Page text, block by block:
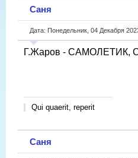
Саня
Дата: Понедельник, 04 Декабря
Г.Жаров - САМОЛЕТИК,
Qui quaerit, reperit
Саня